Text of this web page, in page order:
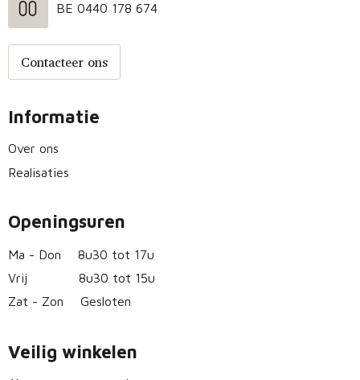
BE 0440 178 674
Contacteer ons
Informatie
Over ons
Realisaties
Openingsuren
Ma - Don
8u30 tot 17u
Vrij
8u30 tot 15u
Zat - Zon
Gesloten
Veilig winkelen